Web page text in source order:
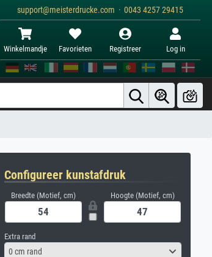
support@meisterdrucke.com · 0043 4257 29415
Winkelmandje Favorieten Registreer Log in
Configureer kunstafdruk
Breedte (Motief, cm) Hoogte (Motief, cm)
Extra rand
0 cm rand